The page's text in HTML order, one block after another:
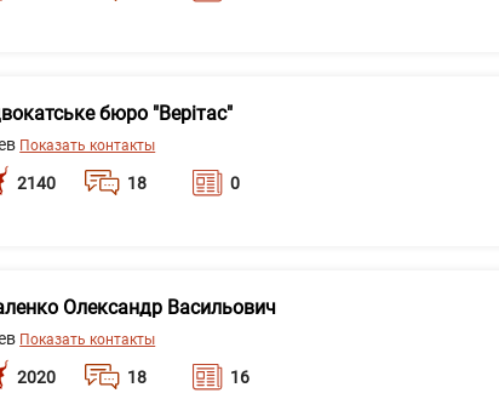
бюро "Верітас"
Показать контакты
2140 18 0
Олександр Васильович
Показать контакты
2020 18 16